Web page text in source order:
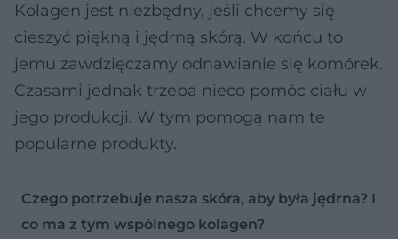
Kolagen jest niezbędny, jeśli chcemy się
cieszyć piękną i jędrną skórą. W końcu to
jemu zawdzięczamy odnawianie się komórek.
Czasami jednak trzeba nieco pomóc ciału w
jego produkcji. W tym pomogą nam te
popularne produkty.
Czego potrzebuje nasza skóra, aby była jędrna? I
co ma z tym wspólnego kolagen?